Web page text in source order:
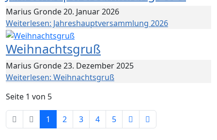
Marius Gronde20. Januar 2026
Weiterlesen: Jahreshauptversammlung 2026
Weihnachtsgruß
Marius Gronde23. Dezember 2025
Weiterlesen: Weihnachtsgruß
Seite 1 von 5
1 2 3 4 5